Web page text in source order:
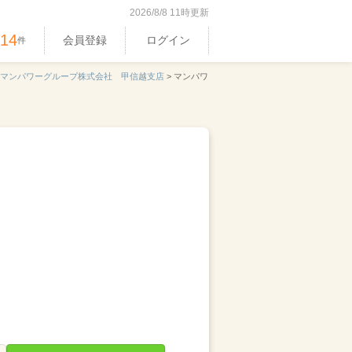
2026/8/8 11時更新
件 会員登録 ログイン
マンパワーグループ株式会社 甲信越支店 > マンパワ